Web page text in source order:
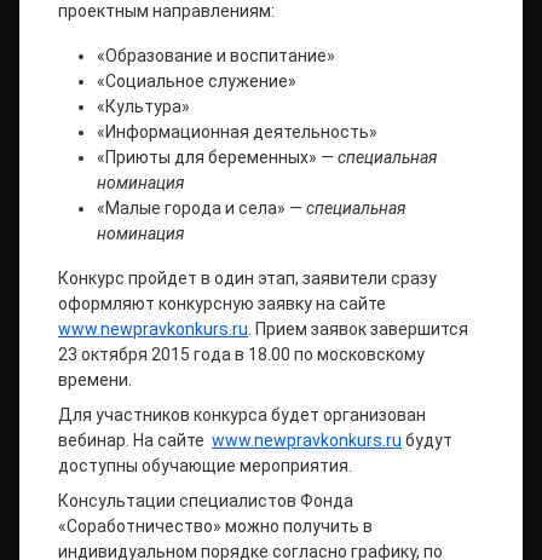
проектным направлениям:
«Образование и воспитание»
«Социальное служение»
«Культура»
«Информационная деятельность»
«Приюты для беременных» — специальная
номинация
«Малые города и села» — специальная
номинация
Конкурс пройдет в один этап, заявители сразу
оформляют конкурсную заявку на сайте
www.newpravkonkurs.ru. Прием заявок завершится
23 октября 2015 года в 18.00 по московскому
времени.
Для участников конкурса будет организован
вебинар. На сайте www.newpravkonkurs.ru будут
доступны обучающие мероприятия.
Консультации специалистов Фонда
«Соработничество» можно получить в
индивидуальном порядке согласно графику, по